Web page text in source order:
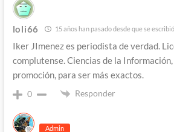
loli66 15 años han pasado desde que se
Iker JImenez es periodista de verdad.
complutense. Ciencias de la
promoción, para ser más exactos.
0 Responder
Admin